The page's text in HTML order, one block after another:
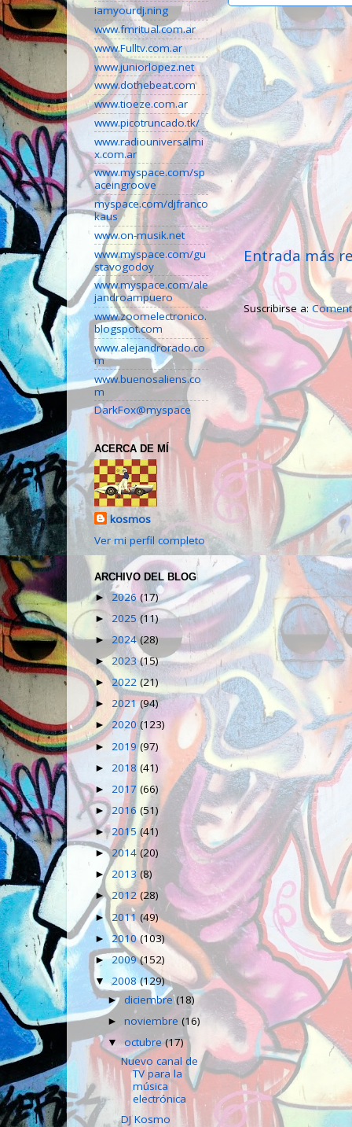
Entrada más
Suscribirse a:
iamyourdj.ning
www.fmritual.com.ar
www.Fulltv.com.ar
www.juniorlopez.net
www.dothebeat.com
www.tioeze.com.ar
www.picotruncado.tk/
www.radiouniversalmi
x.com.ar
www.myspace.com/sp
aceingroove
myspace.com/djfranco
kaus
www.on-musik.net
www.myspace.com/gu
stavogodoy
www.myspace.com/ale
jandroampuero
www.zoomelectronico.
blogspot.com
www.alejandrorado.co
m
www.buenosaliens.co
m
DarkFox@myspace
ACERCA DE MÍ
kosmos
Ver mi perfil completo
ARCHIVO DEL BLOG
► 2026(17)
► 2025(11)
► 2024(28)
► 2023(15)
►2022(21)
► 2021(94)
►2020(123)
► 2019(97)
► 2018 (41)
► 2017 (66)
► 2016 (51)
►2015(41)
►2014 (20)
► 2013 (8)
►2012(28)
►2011 (49)
► 2010(103)
►2009(152)
▼2008(129)
►diciembre(18)
►noviembre(16)
▼octubre(17)
Nuevo canal de
TV para la
música
electrónica
DJ Kosmo